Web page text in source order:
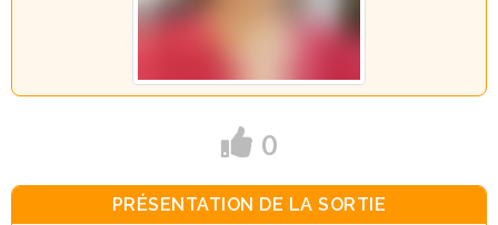
0
PRÉSENTATION DE LA SORTIE